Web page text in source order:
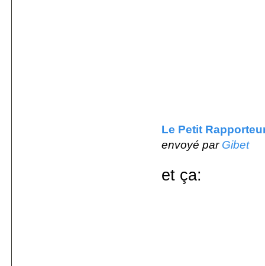
Le Petit
envoyé par Gibet
et ça: